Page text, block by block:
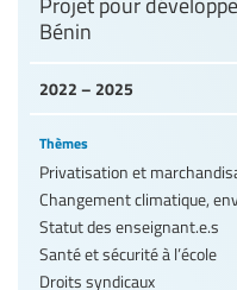
2022 – 2025
Bénin
Thèmes
Privatisation et
Changement climatique,
Statut des enseignant.e.s
Santé et sécurité à l’école
Droits syndicaux